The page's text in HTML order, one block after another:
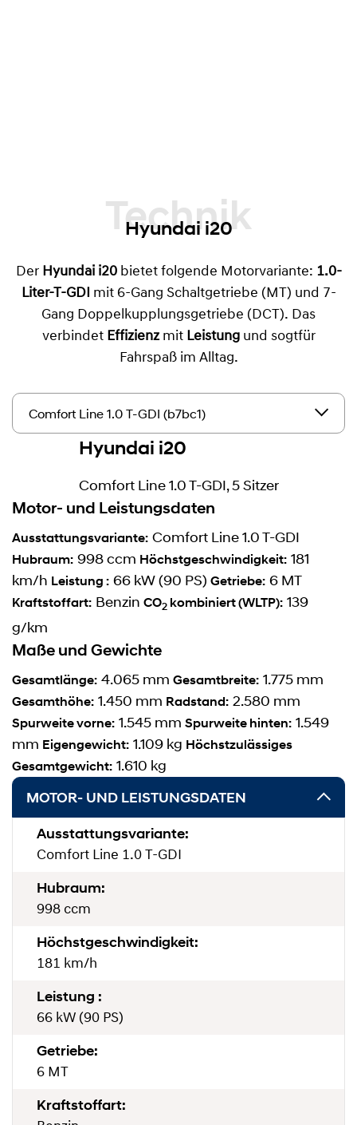
Technik
Hyundai i20
Der Hyundai i20bietet folgende Motorvariante: 1.0-
Liter-T-GDI mit 6-Gang Schaltgetriebe (MT) und 7-
Gang Doppelkupplungsgetriebe (DCT). Das
verbindet Effizienzmit Leistungund sogtfür
Fahrspaß im Alltag.
Hyundai i20
Comfort Line 1.0 T-GDI, 5 Sitzer
Motor- und Leistungsdaten
Ausstattungsvariante: Comfort Line 1.0 T-GDI
Hubraum: 998 ccm Höchstgeschwindigkeit: 181
km/h Leistung : 66 kW (90 PS) Getriebe: 6 MT
Kraftstoffart: Benzin CO2 kombiniert (WLTP): 139
g/km
Maße und Gewichte
Gesamtlänge: 4.065 mm Gesamtbreite: 1.775 mm
Gesamthöhe: 1.450 mm Radstand: 2.580 mm
Spurweite vorne: 1.545 mm Spurweite hinten: 1.549
mm Eigengewicht: 1.109 kg Höchstzulässiges
Gesamtgewicht: 1.610 kg
MOTOR- UND LEISTUNGSDATEN
Ausstattungsvariante:
Comfort Line 1.0 T-GDI
Hubraum:
998 ccm
Höchstgeschwindigkeit:
181 km/h
Leistung :
66 kW (90 PS)
Getriebe:
6 MT
Kraftstoffart: